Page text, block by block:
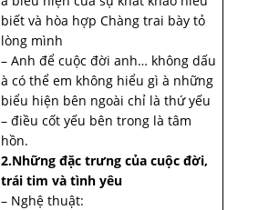
biết và hòa hợp Chàng trai bày tỏ
lòng mình
– Anh để cuộc đời anh… không dấu
à có thể em không hiểu gì à những
biểu hiện bên ngoài chỉ là thứ yếu
– điều cốt yếu bên trong là tâm
hồn.
2.Những đặc trưng của cuộc đời,
trái tim và tình yêu
– Nghệ thuật: